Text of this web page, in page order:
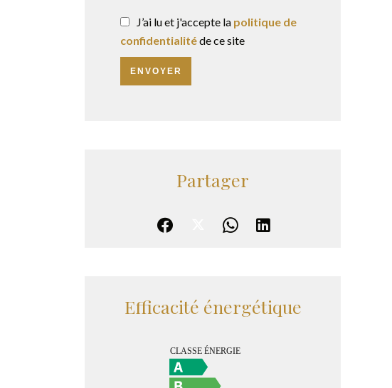
J’ai lu et j'accepte la politique de
confidentialitéde ce site
ENVOYER
Partager
Efficacité énergétique